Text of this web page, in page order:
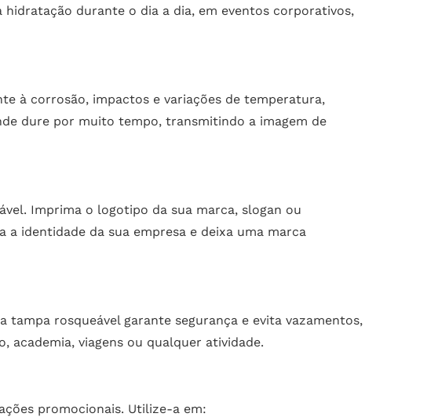
hidratação durante o dia a dia, em eventos corporativos,
à corrosão, impactos e variações de temperatura,
dure por muito tempo, transmitindo a imagem de
Imprima o logotipo da sua marca, slogan ou
identidade da sua empresa e deixa uma marca
rosqueável garante segurança e evita vazamentos,
viagens ou qualquer atividade.
promocionais. Utilize-a em: